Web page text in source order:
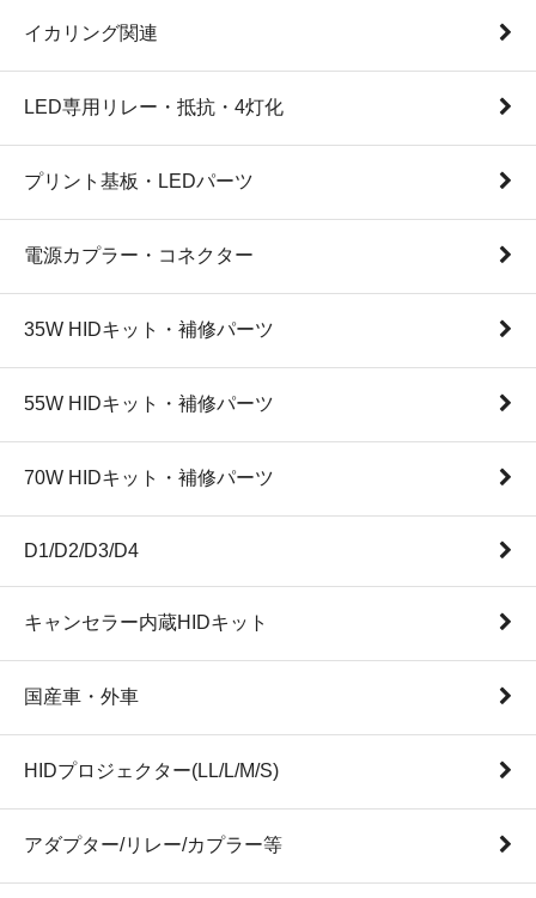
イカリング関連
LED専用リレー・抵抗・4灯化
プリント基板・LEDパーツ
電源カプラー・コネクター
35W HIDキット・補修パーツ
55W HIDキット・補修パーツ
70W HIDキット・補修パーツ
D1/D2/D3/D4
キャンセラー内蔵HIDキット
国産車・外車
HIDプロジェクター(LL/L/M/S)
アダプター/リレー/カプラー等